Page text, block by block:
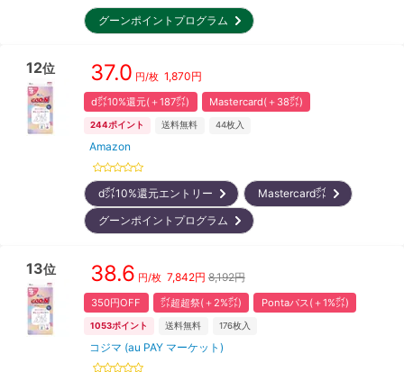
グーンポイントプログラム
12位 37.0 円/枚 1,870円
d㌽10%還元(＋187㌽) Mastercard(＋38㌽)
244ポイント 送料無料 44枚入
Amazon
d㌽10%還元エントリー
Mastercard㌽
グーンポイントプログラム
13位 38.6 円/枚 7,842円 8,192円
350円OFF ㌽超超祭(＋2%㌽) Pontaパス(＋1%㌽)
1053ポイント 送料無料 176枚入
コジマ (au PAY マーケット)